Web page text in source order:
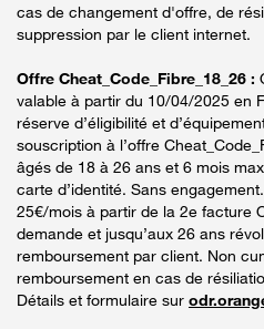
cas de changement d'offre, de
suppression par le client internet.
Offre Cheat_Code_Fibre_18_26 :
valable à partir du 10/04/2025 en
réserve d’éligibilité et
souscription à l’offre
âgés de 18 à 26 ans et 6 mois
carte d’identité. Sans
25€/mois à partir de la 2e facture
demande et jusqu’aux 26 ans
remboursement par client. Non
remboursement en cas de
Détails et formulaire sur